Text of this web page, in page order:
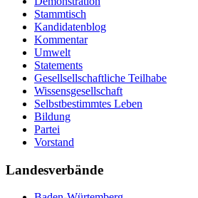
Stammtisch
Kandidatenblog
Kommentar
Umwelt
Statements
Gesellsellschaftliche Teilhabe
Wissensgesellschaft
Selbstbestimmtes Leben
Bildung
Partei
Vorstand
Landesverbände